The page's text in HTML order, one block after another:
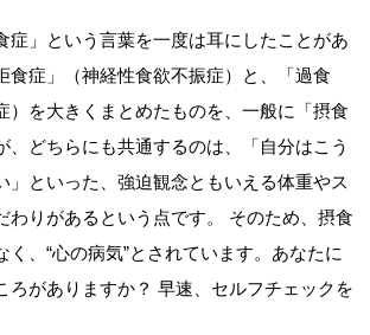
症」という言葉を一度は耳にしたことがあ
食症」（神経性食欲不振症）と、「過食
）を大きくまとめたものを、一般に「摂食
、どちらにも共通するのは、「自分はこう
」といった、強迫観念ともいえる体重やス
わりがあるという点です。 そのため、摂食
く、“心の病気”とされています。あなたに
ろがありますか？ 早速、セルフチェックを